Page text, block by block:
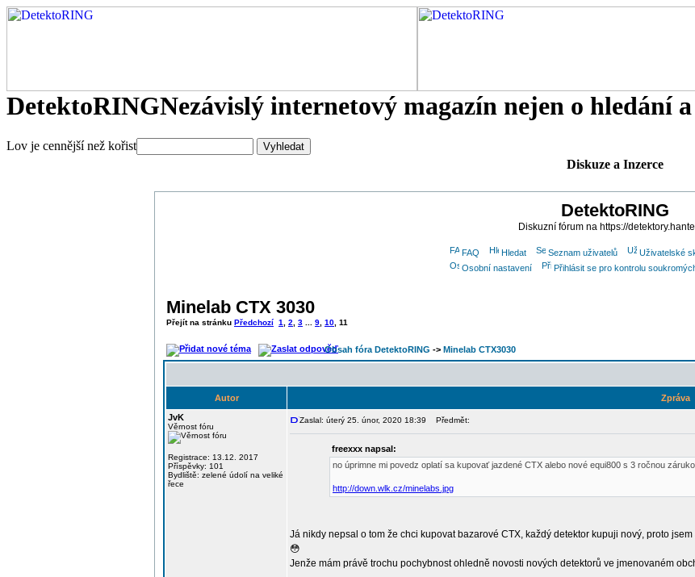
DetektoRINGNezávislý internetový magazín nejen o hledání
Lov je cennější než kořist
Diskuze a Inzerce
DetektoRING
Diskuzní fórum na https://
FAQ Hledat Seznam uživatelů Uživatelské
Osobní nastavení
Přihlásit se pro kontrolu
Minelab CTX 3030
Přejít na stránku Předchozí 1 2 3 9 10 11
Obsah fóra DetektoRING -> Minelab CTX3030
Autor
Zpráva
JvK
Věrnost fóru
Registrace: 13.12. 2017
Příspěvky: 101
Bydliště: zelené údolí na veliké
řece
Zaslal: úterý 25. únor, 2020 18:39 Předmět:
freexxx napsal:
no úprimne mi povedz oplatí sa kupovať jazdené CTX alebo nové equi800 s 3 ročnou
http://down.wlk.cz/minelabs.jpg
Já nikdy nepsal o tom že chci kupovat bazarové CTX, každý detektor kupuji nový, proto
😳
Jenže mám právě trochu pochybnost ohledně novosti nových detektorů ve jmenovaném